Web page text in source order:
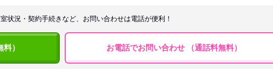
状況・契約手続きなど、お問い合わせは電話が便利！
） お電話でお問い合わせ （通話料無料）